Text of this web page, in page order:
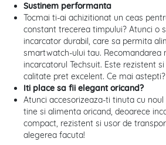
Sustinem performanta
Tocmai ti-ai achizitionat un ceas
constant trecerea timpului? Atunci o
incarcator durabil, care sa permita
smartwatch-ului tau. Recomandarea
incarcatorul Techsuit. Este rezistent
calitate pret excelent. Ce mai
Iti place sa fii elegant oricand?
Atunci accesorizeaza-ti tinuta cu
tine si alimenta oricand, deoarece
compact, rezistent si usor de
alegerea facuta!